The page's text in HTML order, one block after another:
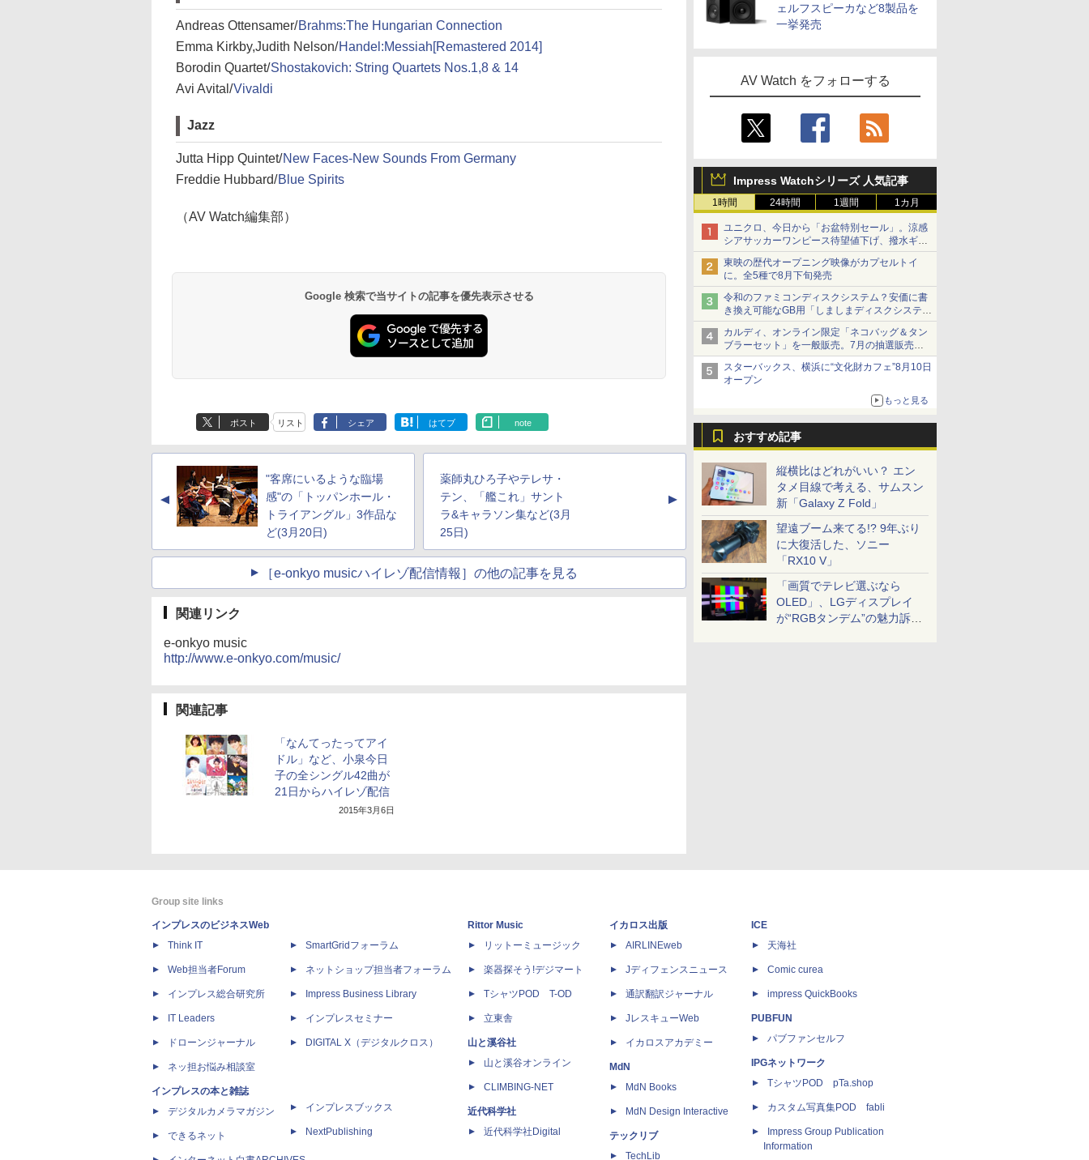
ェルフスピーカなど8製品を
一挙発売
AV Watch をフォローする
Impress Watchシリーズ 人気記事
1時間 24時間 1週間 1カ月
ユニクロ、今日から「お盆特別セール」。涼感
シアサッカーワンピース待望値下げ、撥水ギア
ショーツは1990円に
東映の歴代オープニング映像がカプセルトイ
に。全5種で8月下旬発売
令和のファミコンディスクシステム？安価に書
き換え可能なGB用「しましまディスクシステ
ム」
カルディ、オンライン限定「ネコバッグ＆タン
ブラーセット」を一般販売。7月の抽選販売の
当選無効分
スターバックス、横浜に“文化財カフェ”8月10日
オープン
もっと見る
おすすめ記事
縦横比はどれがいい？ エン
タメ目線で考える、サムスン
新「Galaxy Z Fold」
望遠ブーム来てる!? 9年ぶり
に大復活した、ソニー
「RX10 V」
「画質でテレビ選ぶなら
OLED」、LGディスプレイ
が“RGBタンデム”の魅力訴
Andreas Ottensamer/Brahms:The Hungarian Connection
Emma Kirkby,Judith Nelson/Handel:Messiah[Remastered 2014]
Borodin Quartet/Shostakovich: String Quartets Nos.1,8 & 14
Avi Avital/Vivaldi
Jazz
Jutta Hipp Quintet/New Faces-New Sounds From Germany
Freddie Hubbard/Blue Spirits
（AV Watch編集部）
Google 検索で当サイトの記事を優先表示させる
ポスト リスト シェア はてブ note
▲
"客席にいるような臨場
感"の「トッパンホール・
トライアングル」3作品な
ど(3月20日)
薬師丸ひろ子やテレサ・
テン、「艦これ」サント
ラ&キャラソン集など(3月
25日)
▲
［e-onkyo musicハイレゾ配信情報］の他の記事を見る
関連リンク
e-onkyo music
http://www.e-onkyo.com/music/
関連記事
「なんてったってアイ
ドル」など、小泉今日
子の全シングル42曲が
21日からハイレゾ配信
2015年3月6日
Group site links
インプレスのビジネスWeb
Think IT
Web担当者Forum
インプレス総合研究所
IT Leaders
ドローンジャーナル
ネッ担お悩み相談室
インプレスの本と雑誌
デジタルカメラマガジン
できるネット
SmartGridフォーラム
ネットショップ担当者フォーラム
Impress Business Library
インプレスセミナー
DIGITAL X（デジタルクロス）
インプレスブックス
NextPublishing
Rittor Music
リットーミュージック
楽器探そう!デジマート
TシャツPOD T-OD
立東舎
山と溪谷社
山と溪谷オンライン
CLIMBING-NET
近代科学社
近代科学社Digital
イカロス出版
AIRLINEweb
Jディフェンスニュース
通訳翻訳ジャーナル
JレスキューWeb
イカロスアカデミー
MdN
MdN Books
MdN Design Interactive
テックリブ
TechLib
ICE
天海社
Comic curea
impress QuickBooks
PUBFUN
パブファンセルフ
IPGネットワーク
TシャツPOD pTa.shop
カスタム写真集POD fabli
Impress Group Publication
Information